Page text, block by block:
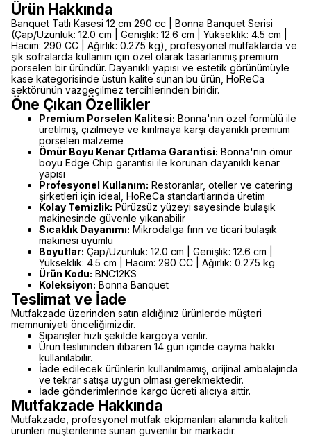
Ürün Hakkında
Banquet Tatlı Kasesi 12 cm 290 cc | Bonna Banquet Serisi
(Çap/Uzunluk: 12.0 cm | Genişlik: 12.6 cm | Yükseklik: 4.5 cm |
Hacim: 290 CC | Ağırlık: 0.275 kg), profesyonel mutfaklarda ve
şık sofralarda kullanım için özel olarak tasarlanmış premium
porselen bir üründür. Dayanıklı yapısı ve estetik görünümüyle
kase kategorisinde üstün kalite sunan bu ürün, HoReCa
sektörünün vazgeçilmez tercihlerinden biridir.
Öne Çıkan Özellikler
Premium Porselen Kalitesi: Bonna'nın özel formülü ile
üretilmiş, çizilmeye ve kırılmaya karşı dayanıklı premium
porselen malzeme
Ömür Boyu Kenar Çıtlama Garantisi: Bonna'nın ömür
boyu Edge Chip garantisi ile korunan dayanıklı kenar
yapısı
Profesyonel Kullanım: Restoranlar, oteller ve catering
şirketleri için ideal, HoReCa standartlarında üretim
Kolay Temizlik: Pürüzsüz yüzeyi sayesinde bulaşık
makinesinde güvenle yıkanabilir
Sıcaklık Dayanımı: Mikrodalga fırın ve ticari bulaşık
makinesi uyumlu
Boyutlar: Çap/Uzunluk: 12.0 cm | Genişlik: 12.6 cm |
Yükseklik: 4.5 cm | Hacim: 290 CC | Ağırlık: 0.275 kg
Ürün Kodu: BNC12KS
Koleksiyon: Bonna Banquet
Teslimat ve İade
Mutfakzade üzerinden satın aldığınız ürünlerde müşteri
memnuniyeti önceliğimizdir.
Siparişler hızlı şekilde kargoya verilir.
Ürün tesliminden itibaren 14 gün içinde cayma hakkı
kullanılabilir.
İade edilecek ürünlerin kullanılmamış, orijinal ambalajında
ve tekrar satışa uygun olması gerekmektedir.
İade gönderimlerinde kargo ücreti alıcıya aittir.
Mutfakzade Hakkında
Mutfakzade, profesyonel mutfak ekipmanları alanında kaliteli
ürünleri müşterilerine sunan güvenilir bir markadır.